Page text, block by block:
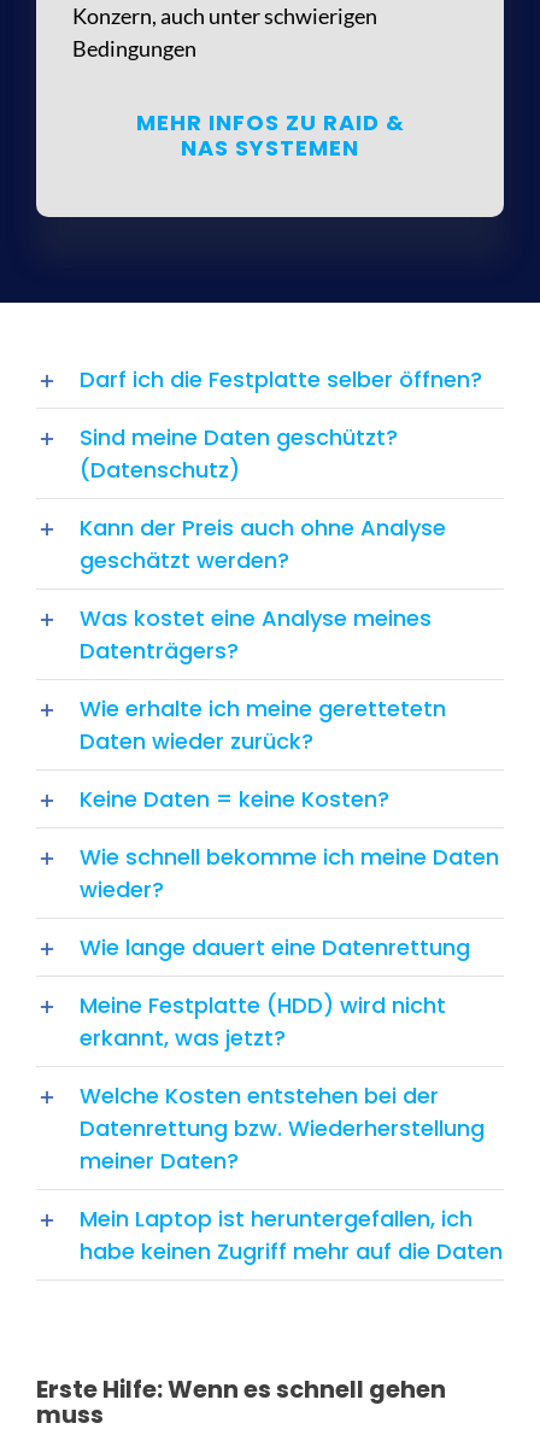
Konzern, auch unter schwierigen
Bedingungen
MEHR INFOS ZU RAID &
NAS SYSTEMEN
Darf ich die Festplatte selber öffnen?
Sind meine Daten geschützt?
(Datenschutz)
Kann der Preis auch ohne Analyse
geschätzt werden?
Was kostet eine Analyse meines
Datenträgers?
Wie erhalte ich meine gerettetetn
Daten wieder zurück?
Keine Daten = keine Kosten?
Wie schnell bekomme ich meine Daten
wieder?
Wie lange dauert eine Datenrettung
Meine Festplatte (HDD) wird nicht
erkannt, was jetzt?
Welche Kosten entstehen bei der
Datenrettung bzw. Wiederherstellung
meiner Daten?
Mein Laptop ist heruntergefallen, ich
habe keinen Zugriff mehr auf die Daten
Erste Hilfe: Wenn es schnell gehen
muss